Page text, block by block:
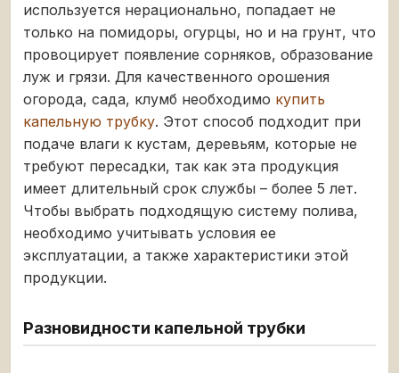
используется нерационально, попадает не
только на помидоры, огурцы, но и на грунт, что
провоцирует появление сорняков, образование
луж и грязи. Для качественного орошения
огорода, сада, клумб необходимо купить
капельную трубку. Этот способ подходит при
подаче влаги к кустам, деревьям, которые не
требуют пересадки, так как эта продукция
имеет длительный срок службы – более 5 лет.
Чтобы выбрать подходящую систему полива,
необходимо учитывать условия ее
эксплуатации, а также характеристики этой
продукции.
Разновидности капельной трубки